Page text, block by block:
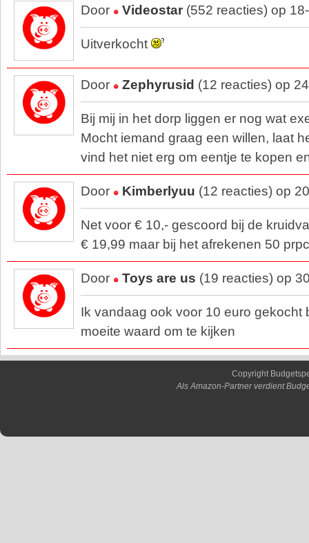
Door Videostar (552 reacties) op
Uitverkocht
Door Zephyrusid (12 reacties) op
Bij mij in het dorp liggen er nog wat
Mocht iemand graag een willen, laat
vind het niet erg om eentje te kopen
Door Kimberlyuu (12 reacties) op
Net voor € 10,- gescoord bij de
€ 19,99 maar bij het afrekenen 50
Door Toys are us (19 reacties) op
Ik vandaag ook voor 10 euro gekocht
moeite waard om te kijken
Copyright
Als Amazon-Partner verdient